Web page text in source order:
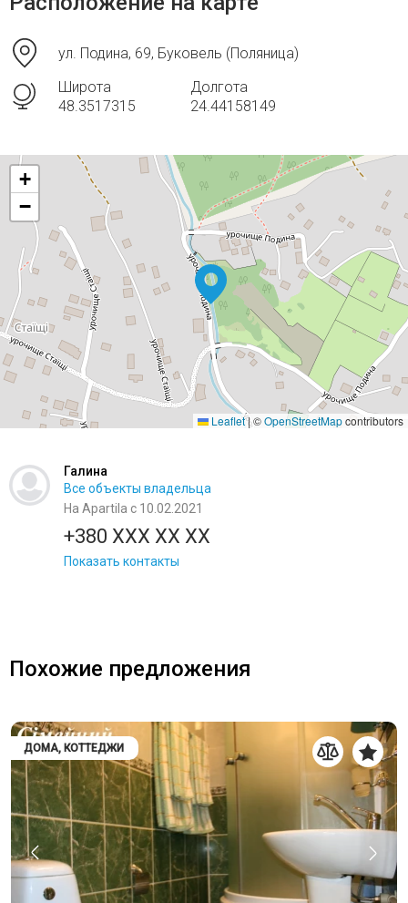
ул. Подина, 69, Буковель (Поляница)
Широта
48.3517315
Долгота
24.44158149
+
−
Leaflet|©OpenStreetMapcontributors
Галина
Все объекты владельца
На Apartila с 10.02.2021
+380 XXX XX XX
Показать контакты
Похожие предложения
ДОМА, КОТТЕДЖИ